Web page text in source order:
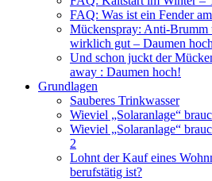
FAQ: Was ist ein Fender
Mückenspray: Anti-
wirklich gut – Daumen hoch
Und schon juckt der
away : Daumen hoch!
Grundlagen
Sauberes Trinkwasser
Wieviel „Solaranlage“
Wieviel „Solaranlage“
2
Lohnt der Kauf eines
berufstätig ist?